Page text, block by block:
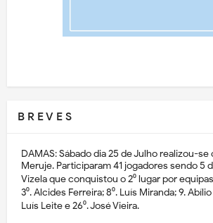
B R E V E S
DAMAS: Sábado dia 25 de Julho realizou-
Meruje. Participaram 41 jogadores sendo 5
Vizela que conquistou o 2⁰ lugar por
3⁰. Alcides Ferreira; 8⁰. Luís Miranda; 9.
Luís Leite e 26⁰. José Vieira.